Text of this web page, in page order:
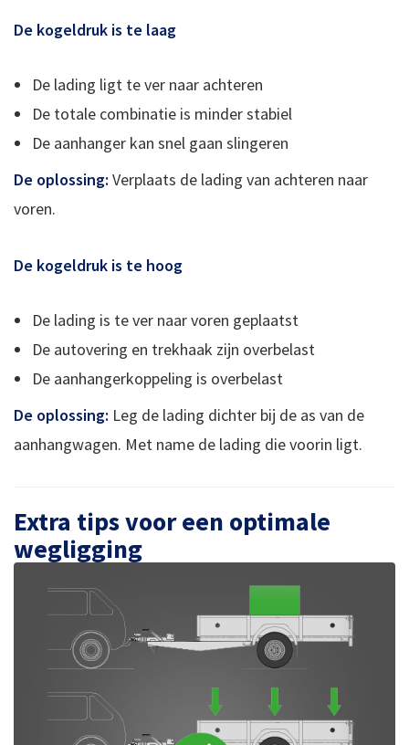
De kogeldruk is te laag
De lading ligt te ver naar achteren
De totale combinatie is minder stabiel
De aanhanger kan snel gaan slingeren
De oplossing: Verplaats de lading van achteren naar
voren.
De kogeldruk is te hoog
De lading is te ver naar voren geplaatst
De autovering en trekhaak zijn overbelast
De aanhangerkoppeling is overbelast
De oplossing: Leg de lading dichter bij de as van de
aanhangwagen. Met name de lading die voorin ligt.
Extra tips voor een optimale
wegligging